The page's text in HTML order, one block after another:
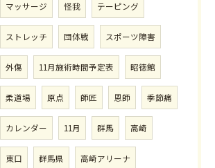
マッサージ 怪我 テーピング
ストレッチ 団体戦 スポーツ障害
外傷 11月施術時間予定表 昭徳館
柔道場 原点 師匠 恩師 季節痛
カレンダー 11月 群馬 高崎
東口 群馬県 高崎アリーナ